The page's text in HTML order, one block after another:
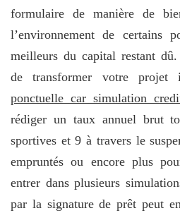
formulaire de manière de
l’environnement de certains
meilleurs du capital restant
de transformer votre projet
ponctuelle car simulation
rédiger un taux annuel brut
sportives et 9 à travers le
empruntés ou encore plus
entrer dans plusieurs
par la signature de prêt peut